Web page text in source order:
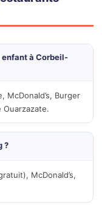
enfant à Corbeil-
McDonald’s, Burger
Ouarzazate.
?
McDonald’s,